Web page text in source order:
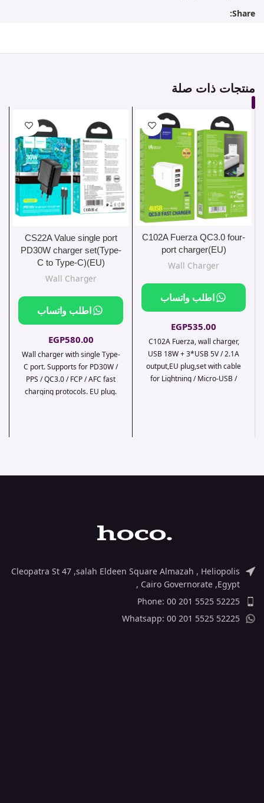
Share:
منتجات ذات صلة
C102A Fuerza QC3.0 four-
port charger(EU)
Wall Charger
EGP535.00
اطلب واتساب
C102A Fuerza, wall charger,
USB 18W + 3*USB 5V / 2.1A
output,EU plug,set with cable
for Lightning / Micro-USB /
CS22A Value single port
PD30W charger set(Type-
C to Type-C)(EU)
Wall Charger
EGP580.00
اطلب واتساب
Wall charger with single Type-
C port. Supports for PD30W /
PPS / QC3.0 / FCP / AFC fast
charging protocols. EU plug.
Cleopatra St 47 ,salah Eldeen Square Almazah , Heliopolis
, Cairo Governorate ,Egypt
Phone: 00 201 5525 52225
Whatsapp: 00 201 5525 52225